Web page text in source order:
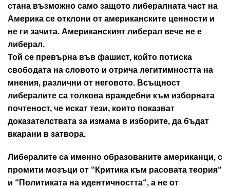
стана възможно само защото либералната част на
Америка се отклони от американските ценности и
не ги зачита. Американският либерал вече не е
либерал.
Той се превърна във фашист, който потиска
свободата на словото и отрича легитимността на
мнения, различни от неговото. Всъщност
либералите са толкова враждебни към изборната
почтеност, че искат тези, които показват
доказателствата за измама в изборите, да бъдат
вкарани в затвора.
Либералите са именно образованите американци, с
промити мозъци от “Критика към расовата теория“
и “Политиката на идентичността“, а не от